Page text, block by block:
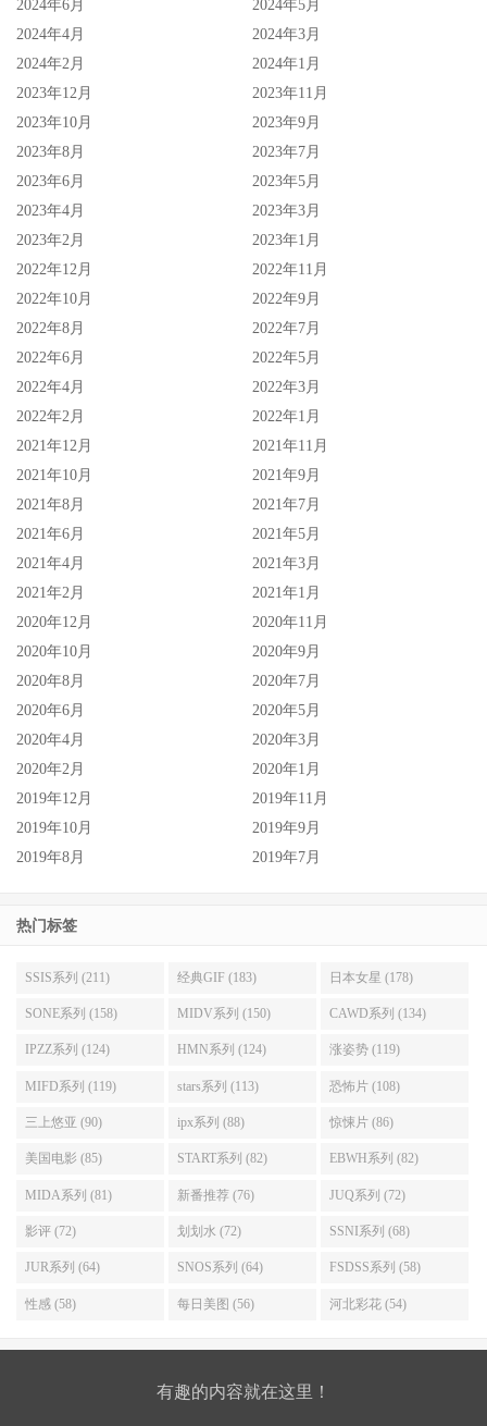
片子当然是没办法拍了，不过到目前为止她的想法是休业结
束后一定要回来继续做艾薇女艺人，如果TRE台北国际成人
展想要的话她会连续两年参战，决心十分强烈；不过事务所
在转达她的意愿时也不忘打预防针，除了强调会掌握东条な
つ(东条夏)的状况外也提到女艺人的想法一直在变，现在信
做下去了，这一行始终不变的就是女艺人一直在变，记得她
们说的话，不要因为她们做不到就不开心，经营女艺人不
难，看开就好。
【东条 夏】作品下载链接
2024年6月
2024年5月
2024年4月
2024年3月
2024年2月
2024年1月
2023年12月
2023年11月
2023年10月
2023年9月
2023年8月
2023年7月
2023年6月
2023年5月
2023年4月
2023年3月
2023年2月
2023年1月
2022年12月
2022年11月
2022年10月
2022年9月
2022年8月
2022年7月
2022年6月
2022年5月
2022年4月
2022年3月
2022年2月
2022年1月
2021年12月
2021年11月
2021年10月
2021年9月
2021年8月
2021年7月
2021年6月
2021年5月
2021年4月
2021年3月
2021年2月
2021年1月
2020年12月
2020年11月
2020年10月
2020年9月
2020年8月
2020年7月
2020年6月
2020年5月
2020年4月
2020年3月
2020年2月
2020年1月
2019年12月
2019年11月
2019年10月
2019年9月
2019年8月
2019年7月
热门标签
SSIS系列 (211) 经典GIF (183) 日本女星 (178)
SONE系列 (158) MIDV系列 (150) CAWD系列 (134)
IPZZ系列 (124) HMN系列 (124) 涨姿势 (119)
MIFD系列 (119) stars系列 (113) 恐怖片 (108)
三上悠亚 (90) ipx系列 (88) 惊悚片 (86)
美国电影 (85) START系列 (82) EBWH系列 (82)
MIDA系列 (81) 新番推荐 (76) JUQ系列 (72)
影评 (72) 划划水 (72) SSNI系列 (68)
JUR系列 (64) SNOS系列 (64) FSDSS系列 (58)
性感 (58) 每日美图 (56) 河北彩花 (54)
有趣的内容就在这里！